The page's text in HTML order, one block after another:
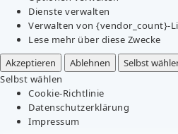
Dienste verwalten
Verwalten von {vendor_count}-
Lese mehr über diese Zwecke
Akzeptieren
Ablehnen Selbst
Selbst wählen
Cookie-Richtlinie
Datenschutzerklärung
Impressum